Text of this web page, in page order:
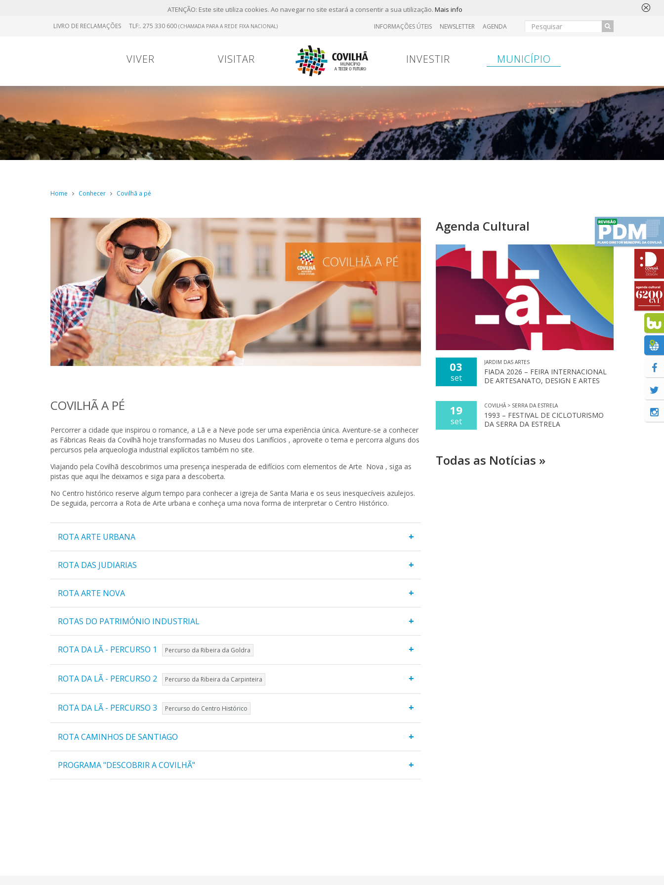
ATENÇÃO: Este site utiliza cookies. Ao navegar no site estará a consentir a sua utilização. Mais info
LIVRO DE RECLAMAÇÕES TLF:. 275 330 600 (CHAMADA PARA A REDE FIXA NACIONAL) INFORMAÇÕES ÚTEIS NEWSLETTER AGENDA
VIVER VISITAR INVESTIR MUNICÍPIO
Home Conhecer Covilhã a pé
COVILHÃ A PÉ
Percorrer a cidade que inspirou o romance, a Lã e a Neve pode ser uma experiência única. Aventure-se a conhecer
as Fábricas Reais da Covilhã hoje transformadas no Museu dos Lanifícios , aproveite o tema e percorra alguns dos
percursos pela arqueologia industrial explícitos também no site.
Viajando pela Covilhã descobrimos uma presença inesperada de edifícios com elementos de Arte Nova , siga as
pistas que aqui lhe deixamos e siga para a descoberta.
No Centro histórico reserve algum tempo para conhecer a igreja de Santa Maria e os seus inesquecíveis azulejos.
De seguida, percorra a Rota de Arte urbana e conheça uma nova forma de interpretar o Centro Histórico.
+
ROTA ARTE URBANA
+
ROTA DAS JUDIARIAS
+
ROTA ARTE NOVA
+
ROTAS DO PATRIMÓNIO INDUSTRIAL
+
ROTA DA LÃ - PERCURSO 1 Percurso da Ribeira da Goldra
+
ROTA DA LÃ - PERCURSO 2 Percurso da Ribeira da Carpinteira
+
ROTA DA LÃ - PERCURSO 3 Percurso do Centro Histórico
+
ROTA CAMINHOS DE SANTIAGO
+
PROGRAMA "DESCOBRIR A COVILHÃ"
Agenda Cultural
03
set
JARDIM DAS ARTES
FIADA 2026 – FEIRA INTERNACIONAL
DE ARTESANATO, DESIGN E ARTES
19
set
COVILHÃ > SERRA DA ESTRELA
1993 – FESTIVAL DE CICLOTURISMO
DA SERRA DA ESTRELA
Todas as Notícias »